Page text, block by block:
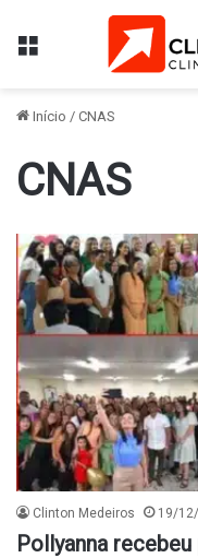
Menu
Início / CNAS
CNAS
Clinton Medeiros 19/
Pollyanna